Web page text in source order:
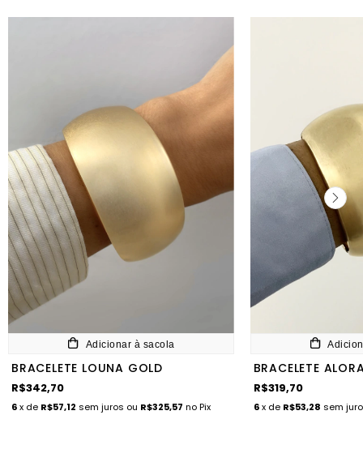
Adicionar à sacola
BRACELETE LOUNA GOLD
R$342,70
6x de R$57,12 sem juros ou R$325,57 no Pix
BRACELETE
R$319,70
6 x de R$53,28 sem